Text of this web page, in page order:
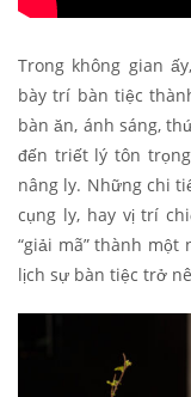
Trong không gian
bày trí bàn tiệc
bàn ăn, ánh sáng,
đến triết lý tôn
nâng ly. Những chi
cụng ly, hay vị trí
“giải mã” thành
lịch sự bàn tiệc trở